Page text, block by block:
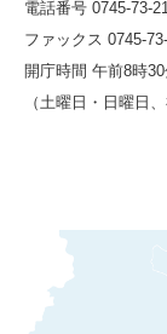
電話番号 0745-73-
ファックス 0745-
開庁時間 午前8時
（土曜日・日曜日